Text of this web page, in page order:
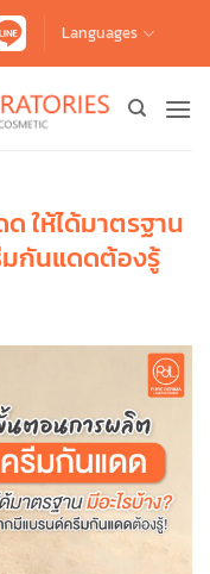
Languages
ให้ได้มาตรฐาน
มกันแดดต้องรู้